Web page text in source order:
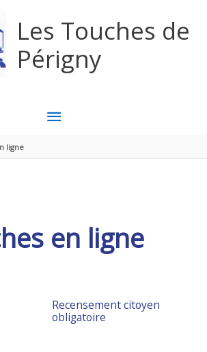
Les Touches de
Périgny
MENU
ligne
en ligne
Recensement citoyen
obligatoire